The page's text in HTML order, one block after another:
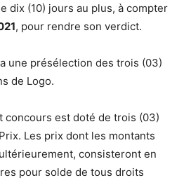
dix (10) jours au plus, à compter
, pour rendre son verdict.
une présélection des trois (03)
de Logo.
concours est doté de trois (03)
Prix. Les prix dont les montants
consisteront en
pour solde de tous droits